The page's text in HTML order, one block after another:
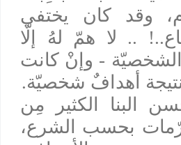
وقد كان يختفي
.. لا همّ لهُ إلّا
- وإنْ كانت
أهدافٌ شخصيّة.
البنا الكثير مِن
بحسب الشرع،